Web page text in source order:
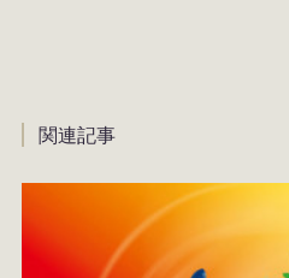
関連記事